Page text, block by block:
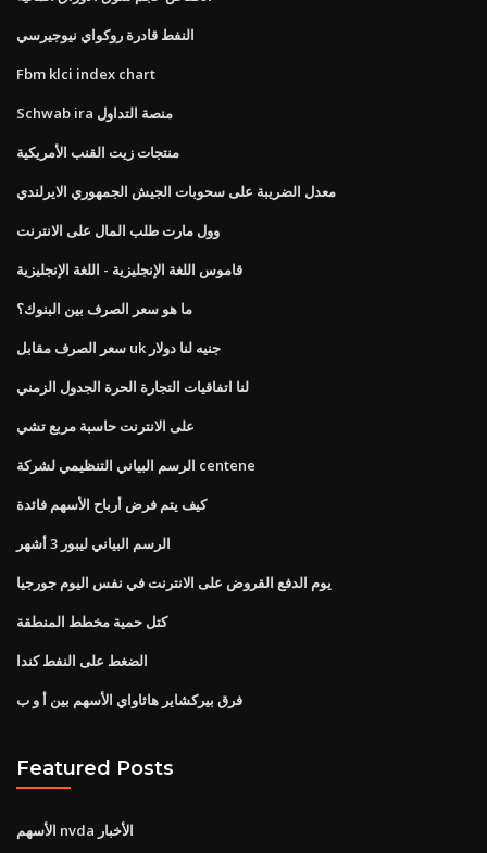
النفط قادرة روكواي نيوجيرسي
Fbm klci index chart
Schwab ira منصة التداول
منتجات زيت القنب الأمريكية
معدل الضريبة على سحوبات الجيش الجمهوري الايرلندي
وول مارت طلب المال على الانترنت
قاموس اللغة الإنجليزية - اللغة الإنجليزية
ما هو سعر الصرف بين البنوك؟
سعر الصرف مقابل uk جنيه لنا دولار
لنا اتفاقيات التجارة الحرة الجدول الزمني
على الانترنت حاسبة مربع تشي
الرسم البياني التنظيمي لشركة centene
كيف يتم فرض أرباح الأسهم فائدة
الرسم البياني ليبور 3 أشهر
يوم الدفع القروض على الانترنت في نفس اليوم جورجيا
كتل حمية مخطط المنطقة
الضغط على النفط كندا
فرق بيركشاير هاثاواي الأسهم بين أ و ب
Featured Posts
الأسهم nvda الأخبار